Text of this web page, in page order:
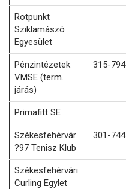
Rotpunkt
Sziklamászó
Egyesület
Pénzintézetek
VMSE (term.
járás)
315-794
Primafitt SE
Székesfehérvár
?97 Tenisz Klub
301-744
Székesfehérvári
Curling Egylet